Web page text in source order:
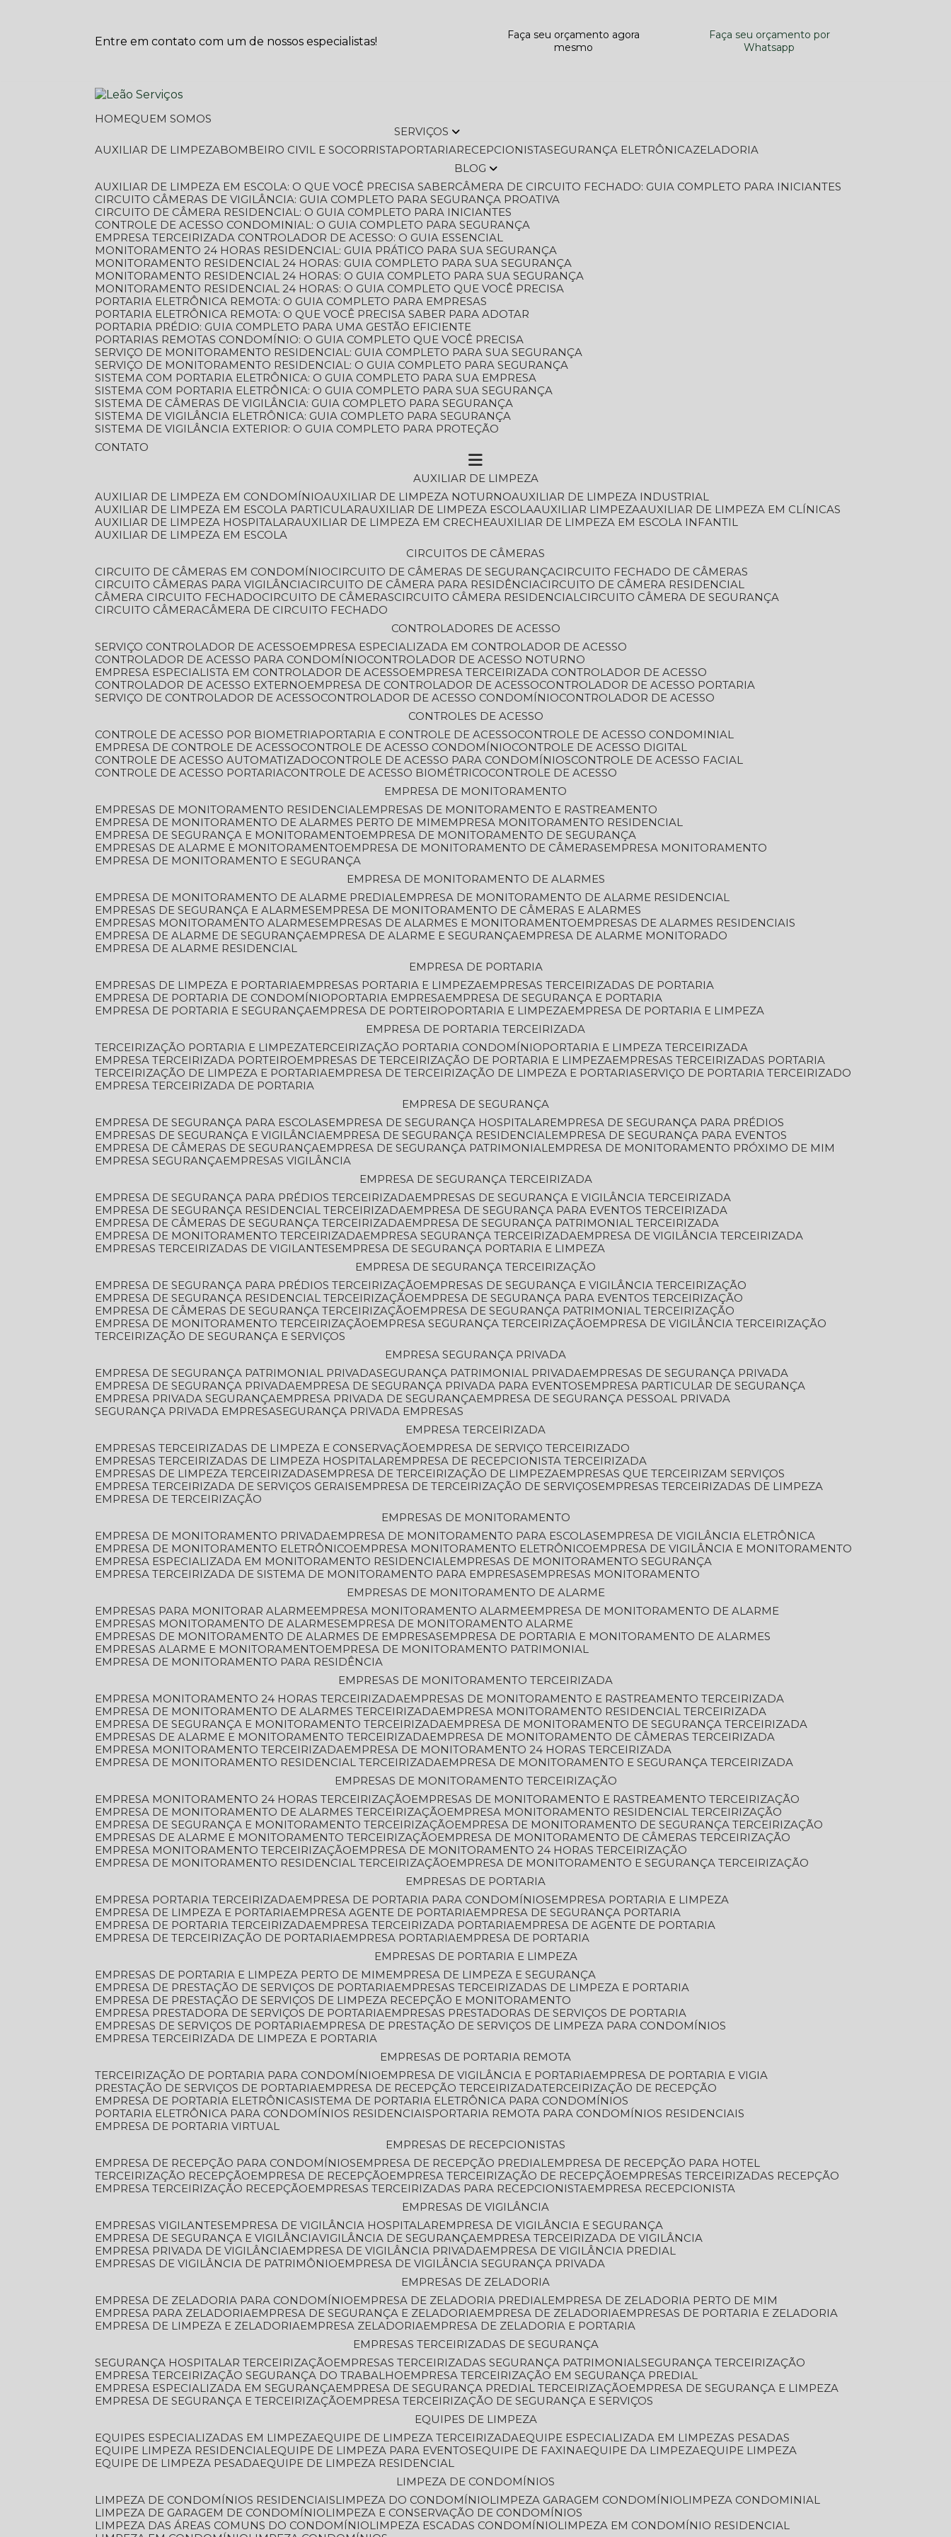
Entre em contato com um de nossos especialistas!
Faça seu orçamento agora
mesmo
Faça seu orçamento por
Whatsapp
HOME
QUEM SOMOS
SERVIÇOS
AUXILIAR DE LIMPEZA
BOMBEIRO CIVIL E SOCORRISTA PORTARIA RECEPCIONISTA SEGURANÇA ELETRÔNICA
ZELADORIA
BLOG
AUXILIAR DE LIMPEZA EM ESCOLA: O QUE VOCÊ PRECISA SABER
CÂMERA DE CIRCUITO FECHADO: GUIA COMPLETO PARA INICIANTES
CIRCUITO CÂMERAS DE VIGILÂNCIA: GUIA COMPLETO PARA SEGURANÇA PROATIVA
CIRCUITO DE CÂMERA RESIDENCIAL: O GUIA COMPLETO PARA INICIANTES
CONTROLE DE ACESSO CONDOMINIAL: O GUIA COMPLETO PARA SEGURANÇA
EMPRESA TERCEIRIZADA CONTROLADOR DE ACESSO: O GUIA ESSENCIAL
MONITORAMENTO 24 HORAS RESIDENCIAL: GUIA PRÁTICO PARA SUA SEGURANÇA
MONITORAMENTO RESIDENCIAL 24 HORAS: GUIA COMPLETO PARA SUA SEGURANÇA
MONITORAMENTO RESIDENCIAL 24 HORAS: O GUIA COMPLETO PARA SUA SEGURANÇA
MONITORAMENTO RESIDENCIAL 24 HORAS: O GUIA COMPLETO QUE VOCÊ PRECISA
PORTARIA ELETRÔNICA REMOTA: O GUIA COMPLETO PARA EMPRESAS
PORTARIA ELETRÔNICA REMOTA: O QUE VOCÊ PRECISA SABER PARA ADOTAR
PORTARIA PRÉDIO: GUIA COMPLETO PARA UMA GESTÃO EFICIENTE
PORTARIAS REMOTAS CONDOMÍNIO: O GUIA COMPLETO QUE VOCÊ PRECISA
SERVIÇO DE MONITORAMENTO RESIDENCIAL: GUIA COMPLETO PARA SUA SEGURANÇA
SERVIÇO DE MONITORAMENTO RESIDENCIAL: O GUIA COMPLETO PARA SEGURANÇA
SISTEMA COM PORTARIA ELETRÔNICA: O GUIA COMPLETO PARA SUA EMPRESA
SISTEMA COM PORTARIA ELETRÔNICA: O GUIA COMPLETO PARA SUA SEGURANÇA
SISTEMA DE CÂMERAS DE VIGILÂNCIA: GUIA COMPLETO PARA SEGURANÇA
SISTEMA DE VIGILÂNCIA ELETRÔNICA: GUIA COMPLETO PARA SEGURANÇA
SISTEMA DE VIGILÂNCIA EXTERIOR: O GUIA COMPLETO PARA PROTEÇÃO
CONTATO
AUXILIAR DE LIMPEZA
AUXILIAR DE LIMPEZA EM CONDOMÍNIO
AUXILIAR DE LIMPEZA NOTURNO
AUXILIAR DE LIMPEZA INDUSTRIAL
AUXILIAR DE LIMPEZA EM ESCOLA PARTICULAR
AUXILIAR DE LIMPEZA ESCOLA AUXILIAR LIMPEZA
AUXILIAR DE LIMPEZA EM CLÍNICAS
AUXILIAR DE LIMPEZA HOSPITALAR
AUXILIAR DE LIMPEZA EM CRECHE
AUXILIAR DE LIMPEZA EM ESCOLA INFANTIL
AUXILIAR DE LIMPEZA EM ESCOLA
CIRCUITOS DE CÂMERAS
CIRCUITO DE CÂMERAS EM CONDOMÍNIO
CIRCUITO DE CÂMERAS DE SEGURANÇA
CIRCUITO FECHADO DE CÂMERAS
CIRCUITO CÂMERAS PARA VIGILÂNCIA
CIRCUITO DE CÂMERA PARA RESIDÊNCIA
CIRCUITO DE CÂMERA RESIDENCIAL
CÂMERA CIRCUITO FECHADO
CIRCUITO DE CÂMERAS CIRCUITO CÂMERA RESIDENCIAL
CIRCUITO CÂMERA DE SEGURANÇA
CIRCUITO CÂMERA
CÂMERA DE CIRCUITO FECHADO
CONTROLADORES DE ACESSO
SERVIÇO CONTROLADOR DE ACESSO
EMPRESA ESPECIALIZADA EM CONTROLADOR DE ACESSO
CONTROLADOR DE ACESSO PARA CONDOMÍNIO
CONTROLADOR DE ACESSO NOTURNO
EMPRESA ESPECIALISTA EM CONTROLADOR DE ACESSO
EMPRESA TERCEIRIZADA CONTROLADOR DE ACESSO
CONTROLADOR DE ACESSO EXTERNO
EMPRESA DE CONTROLADOR DE ACESSO
CONTROLADOR DE ACESSO PORTARIA
SERVIÇO DE CONTROLADOR DE ACESSO
CONTROLADOR DE ACESSO CONDOMÍNIO
CONTROLADOR DE ACESSO
CONTROLES DE ACESSO
CONTROLE DE ACESSO POR BIOMETRIA
PORTARIA E CONTROLE DE ACESSO
CONTROLE DE ACESSO CONDOMINIAL
EMPRESA DE CONTROLE DE ACESSO
CONTROLE DE ACESSO CONDOMÍNIO
CONTROLE DE ACESSO DIGITAL
CONTROLE DE ACESSO AUTOMATIZADO
CONTROLE DE ACESSO PARA CONDOMÍNIOS
CONTROLE DE ACESSO FACIAL
CONTROLE DE ACESSO PORTARIA CONTROLE DE ACESSO BIOMÉTRICO
CONTROLE DE ACESSO
EMPRESA DE MONITORAMENTO
EMPRESAS DE MONITORAMENTO RESIDENCIAL
EMPRESAS DE MONITORAMENTO E RASTREAMENTO
EMPRESA DE MONITORAMENTO DE ALARMES PERTO DE MIM
EMPRESA MONITORAMENTO RESIDENCIAL
EMPRESA DE SEGURANÇA E MONITORAMENTO
EMPRESA DE MONITORAMENTO DE SEGURANÇA
EMPRESAS DE ALARME E MONITORAMENTO
EMPRESA DE MONITORAMENTO DE CÂMERAS
EMPRESA MONITORAMENTO
EMPRESA DE MONITORAMENTO E SEGURANÇA
EMPRESA DE MONITORAMENTO DE ALARMES
EMPRESA DE MONITORAMENTO DE ALARME PREDIAL
EMPRESA DE MONITORAMENTO DE ALARME RESIDENCIAL
EMPRESAS DE SEGURANÇA E ALARMES
EMPRESA DE MONITORAMENTO DE CÂMERAS E ALARMES
EMPRESAS MONITORAMENTO ALARMES
EMPRESAS DE ALARMES E MONITORAMENTO
EMPRESAS DE ALARMES RESIDENCIAIS
EMPRESA DE ALARME DE SEGURANÇA
EMPRESA DE ALARME E SEGURANÇA
EMPRESA DE ALARME MONITORADO
EMPRESA DE ALARME RESIDENCIAL
EMPRESA DE PORTARIA
EMPRESAS DE LIMPEZA E PORTARIA
EMPRESAS PORTARIA E LIMPEZA
EMPRESAS TERCEIRIZADAS DE PORTARIA
EMPRESA DE PORTARIA DE CONDOMÍNIO
PORTARIA EMPRESA
EMPRESA DE SEGURANÇA E PORTARIA
EMPRESA DE PORTARIA E SEGURANÇA
EMPRESA DE PORTEIRO PORTARIA E LIMPEZA
EMPRESA DE PORTARIA E LIMPEZA
EMPRESA DE PORTARIA TERCEIRIZADA
TERCEIRIZAÇÃO PORTARIA E LIMPEZA TERCEIRIZAÇÃO PORTARIA CONDOMÍNIO
PORTARIA E LIMPEZA TERCEIRIZADA
EMPRESA TERCEIRIZADA PORTEIRO
EMPRESAS DE TERCEIRIZAÇÃO DE PORTARIA E LIMPEZA
EMPRESAS TERCEIRIZADAS PORTARIA
TERCEIRIZAÇÃO DE LIMPEZA E PORTARIA
EMPRESA DE TERCEIRIZAÇÃO DE LIMPEZA E PORTARIA SERVIÇO DE PORTARIA TERCEIRIZADO
EMPRESA TERCEIRIZADA DE PORTARIA
EMPRESA DE SEGURANÇA
EMPRESA DE SEGURANÇA PARA ESCOLAS
EMPRESA DE SEGURANÇA HOSPITALAR
EMPRESA DE SEGURANÇA PARA PRÉDIOS
EMPRESAS DE SEGURANÇA E VIGILÂNCIA
EMPRESA DE SEGURANÇA RESIDENCIAL
EMPRESA DE SEGURANÇA PARA EVENTOS
EMPRESA DE CÂMERAS DE SEGURANÇA
EMPRESA DE SEGURANÇA PATRIMONIAL
EMPRESA DE MONITORAMENTO PRÓXIMO DE MIM
EMPRESA SEGURANÇA
EMPRESAS VIGILÂNCIA
EMPRESA DE SEGURANÇA TERCEIRIZADA
EMPRESA DE SEGURANÇA PARA PRÉDIOS TERCEIRIZADA
EMPRESAS DE SEGURANÇA E VIGILÂNCIA TERCEIRIZADA
EMPRESA DE SEGURANÇA RESIDENCIAL TERCEIRIZADA
EMPRESA DE SEGURANÇA PARA EVENTOS TERCEIRIZADA
EMPRESA DE CÂMERAS DE SEGURANÇA TERCEIRIZADA
EMPRESA DE SEGURANÇA PATRIMONIAL TERCEIRIZADA
EMPRESA DE MONITORAMENTO TERCEIRIZADA
EMPRESA SEGURANÇA TERCEIRIZADA
EMPRESA DE VIGILÂNCIA TERCEIRIZADA
EMPRESAS TERCEIRIZADAS DE VIGILANTES
EMPRESA DE SEGURANÇA PORTARIA E LIMPEZA
EMPRESA DE SEGURANÇA TERCEIRIZAÇÃO
EMPRESA DE SEGURANÇA PARA PRÉDIOS TERCEIRIZAÇÃO
EMPRESAS DE SEGURANÇA E VIGILÂNCIA TERCEIRIZAÇÃO
EMPRESA DE SEGURANÇA RESIDENCIAL TERCEIRIZAÇÃO
EMPRESA DE SEGURANÇA PARA EVENTOS TERCEIRIZAÇÃO
EMPRESA DE CÂMERAS DE SEGURANÇA TERCEIRIZAÇÃO
EMPRESA DE SEGURANÇA PATRIMONIAL TERCEIRIZAÇÃO
EMPRESA DE MONITORAMENTO TERCEIRIZAÇÃO
EMPRESA SEGURANÇA TERCEIRIZAÇÃO
EMPRESA DE VIGILÂNCIA TERCEIRIZAÇÃO
TERCEIRIZAÇÃO DE SEGURANÇA E SERVIÇOS
EMPRESA SEGURANÇA PRIVADA
EMPRESA DE SEGURANÇA PATRIMONIAL PRIVADA SEGURANÇA PATRIMONIAL PRIVADA
EMPRESAS DE SEGURANÇA PRIVADA
EMPRESA DE SEGURANÇA PRIVADA
EMPRESA DE SEGURANÇA PRIVADA PARA EVENTOS
EMPRESA PARTICULAR DE SEGURANÇA
EMPRESA PRIVADA SEGURANÇA
EMPRESA PRIVADA DE SEGURANÇA
EMPRESA DE SEGURANÇA PESSOAL PRIVADA
SEGURANÇA PRIVADA EMPRESA SEGURANÇA PRIVADA EMPRESAS
EMPRESA TERCEIRIZADA
EMPRESAS TERCEIRIZADAS DE LIMPEZA E CONSERVAÇÃO
EMPRESA DE SERVIÇO TERCEIRIZADO
EMPRESAS TERCEIRIZADAS DE LIMPEZA HOSPITALAR
EMPRESA DE RECEPCIONISTA TERCEIRIZADA
EMPRESAS DE LIMPEZA TERCEIRIZADAS
EMPRESA DE TERCEIRIZAÇÃO DE LIMPEZA
EMPRESAS QUE TERCEIRIZAM SERVIÇOS
EMPRESA TERCEIRIZADA DE SERVIÇOS GERAIS
EMPRESA DE TERCEIRIZAÇÃO DE SERVIÇOS
EMPRESAS TERCEIRIZADAS DE LIMPEZA
EMPRESA DE TERCEIRIZAÇÃO
EMPRESAS DE MONITORAMENTO
EMPRESA DE MONITORAMENTO PRIVADA
EMPRESA DE MONITORAMENTO PARA ESCOLAS
EMPRESA DE VIGILÂNCIA ELETRÔNICA
EMPRESA DE MONITORAMENTO ELETRÔNICO
EMPRESA MONITORAMENTO ELETRÔNICO
EMPRESA DE VIGILÂNCIA E MONITORAMENTO
EMPRESA ESPECIALIZADA EM MONITORAMENTO RESIDENCIAL
EMPRESAS DE MONITORAMENTO SEGURANÇA
EMPRESA TERCEIRIZADA DE SISTEMA DE MONITORAMENTO PARA EMPRESAS
EMPRESAS MONITORAMENTO
EMPRESAS DE MONITORAMENTO DE ALARME
EMPRESAS PARA MONITORAR ALARME
EMPRESA MONITORAMENTO ALARME
EMPRESA DE MONITORAMENTO DE ALARME
EMPRESAS MONITORAMENTO DE ALARMES
EMPRESA DE MONITORAMENTO ALARME
EMPRESAS DE MONITORAMENTO DE ALARMES DE EMPRESAS
EMPRESA DE PORTARIA E MONITORAMENTO DE ALARMES
EMPRESAS ALARME E MONITORAMENTO
EMPRESA DE MONITORAMENTO PATRIMONIAL
EMPRESA DE MONITORAMENTO PARA RESIDÊNCIA
EMPRESAS DE MONITORAMENTO TERCEIRIZADA
EMPRESA MONITORAMENTO 24 HORAS TERCEIRIZADA
EMPRESAS DE MONITORAMENTO E RASTREAMENTO TERCEIRIZADA
EMPRESA DE MONITORAMENTO DE ALARMES TERCEIRIZADA
EMPRESA MONITORAMENTO RESIDENCIAL TERCEIRIZADA
EMPRESA DE SEGURANÇA E MONITORAMENTO TERCEIRIZADA
EMPRESA DE MONITORAMENTO DE SEGURANÇA TERCEIRIZADA
EMPRESAS DE ALARME E MONITORAMENTO TERCEIRIZADA
EMPRESA DE MONITORAMENTO DE CÂMERAS TERCEIRIZADA
EMPRESA MONITORAMENTO TERCEIRIZADA
EMPRESA DE MONITORAMENTO 24 HORAS TERCEIRIZADA
EMPRESA DE MONITORAMENTO RESIDENCIAL TERCEIRIZADA
EMPRESA DE MONITORAMENTO E SEGURANÇA TERCEIRIZADA
EMPRESAS DE MONITORAMENTO TERCEIRIZAÇÃO
EMPRESA MONITORAMENTO 24 HORAS TERCEIRIZAÇÃO
EMPRESAS DE MONITORAMENTO E RASTREAMENTO TERCEIRIZAÇÃO
EMPRESA DE MONITORAMENTO DE ALARMES TERCEIRIZAÇÃO
EMPRESA MONITORAMENTO RESIDENCIAL TERCEIRIZAÇÃO
EMPRESA DE SEGURANÇA E MONITORAMENTO TERCEIRIZAÇÃO
EMPRESA DE MONITORAMENTO DE SEGURANÇA TERCEIRIZAÇÃO
EMPRESAS DE ALARME E MONITORAMENTO TERCEIRIZAÇÃO
EMPRESA DE MONITORAMENTO DE CÂMERAS TERCEIRIZAÇÃO
EMPRESA MONITORAMENTO TERCEIRIZAÇÃO
EMPRESA DE MONITORAMENTO 24 HORAS TERCEIRIZAÇÃO
EMPRESA DE MONITORAMENTO RESIDENCIAL TERCEIRIZAÇÃO
EMPRESA DE MONITORAMENTO E SEGURANÇA TERCEIRIZAÇÃO
EMPRESAS DE PORTARIA
EMPRESA PORTARIA TERCEIRIZADA
EMPRESA DE PORTARIA PARA CONDOMÍNIOS
EMPRESA PORTARIA E LIMPEZA
EMPRESA DE LIMPEZA E PORTARIA
EMPRESA AGENTE DE PORTARIA
EMPRESA DE SEGURANÇA PORTARIA
EMPRESA DE PORTARIA TERCEIRIZADA
EMPRESA TERCEIRIZADA PORTARIA
EMPRESA DE AGENTE DE PORTARIA
EMPRESA DE TERCEIRIZAÇÃO DE PORTARIA
EMPRESA PORTARIA
EMPRESA DE PORTARIA
EMPRESAS DE PORTARIA E LIMPEZA
EMPRESAS DE PORTARIA E LIMPEZA PERTO DE MIM
EMPRESA DE LIMPEZA E SEGURANÇA
EMPRESA DE PRESTAÇÃO DE SERVIÇOS DE PORTARIA
EMPRESAS TERCEIRIZADAS DE LIMPEZA E PORTARIA
EMPRESA DE PRESTAÇÃO DE SERVIÇOS DE LIMPEZA RECEPÇÃO E MONITORAMENTO
EMPRESA PRESTADORA DE SERVIÇOS DE PORTARIA
EMPRESAS PRESTADORAS DE SERVIÇOS DE PORTARIA
EMPRESAS DE SERVIÇOS DE PORTARIA
EMPRESA DE PRESTAÇÃO DE SERVIÇOS DE LIMPEZA PARA CONDOMÍNIOS
EMPRESA TERCEIRIZADA DE LIMPEZA E PORTARIA
EMPRESAS DE PORTARIA REMOTA
TERCEIRIZAÇÃO DE PORTARIA PARA CONDOMÍNIO
EMPRESA DE VIGILÂNCIA E PORTARIA
EMPRESA DE PORTARIA E VIGIA
PRESTAÇÃO DE SERVIÇOS DE PORTARIA
EMPRESA DE RECEPÇÃO TERCEIRIZADA TERCEIRIZAÇÃO DE RECEPÇÃO
EMPRESA DE PORTARIA ELETRÔNICA SISTEMA DE PORTARIA ELETRÔNICA PARA CONDOMÍNIOS
PORTARIA ELETRÔNICA PARA CONDOMÍNIOS RESIDENCIAIS
PORTARIA REMOTA PARA CONDOMÍNIOS RESIDENCIAIS
EMPRESA DE PORTARIA VIRTUAL
EMPRESAS DE RECEPCIONISTAS
EMPRESA DE RECEPÇÃO PARA CONDOMÍNIOS
EMPRESA DE RECEPÇÃO PREDIAL
EMPRESA DE RECEPÇÃO PARA HOTEL
TERCEIRIZAÇÃO RECEPÇÃO
EMPRESA DE RECEPÇÃO EMPRESA TERCEIRIZAÇÃO DE RECEPÇÃO
EMPRESAS TERCEIRIZADAS RECEPÇÃO
EMPRESA TERCEIRIZAÇÃO RECEPÇÃO
EMPRESAS TERCEIRIZADAS PARA RECEPCIONISTA
EMPRESA RECEPCIONISTA
EMPRESAS DE VIGILÂNCIA
EMPRESAS VIGILANTES
EMPRESA DE VIGILÂNCIA HOSPITALAR
EMPRESA DE VIGILÂNCIA E SEGURANÇA
EMPRESA DE SEGURANÇA E VIGILÂNCIA VIGILÂNCIA DE SEGURANÇA
EMPRESA TERCEIRIZADA DE VIGILÂNCIA
EMPRESA PRIVADA DE VIGILÂNCIA
EMPRESA DE VIGILÂNCIA PRIVADA
EMPRESA DE VIGILÂNCIA PREDIAL
EMPRESAS DE VIGILÂNCIA DE PATRIMÔNIO
EMPRESA DE VIGILÂNCIA SEGURANÇA PRIVADA
EMPRESAS DE ZELADORIA
EMPRESA DE ZELADORIA PARA CONDOMÍNIO
EMPRESA DE ZELADORIA PREDIAL
EMPRESA DE ZELADORIA PERTO DE MIM
EMPRESA PARA ZELADORIA
EMPRESA DE SEGURANÇA E ZELADORIA EMPRESA DE ZELADORIA
EMPRESAS DE PORTARIA E ZELADORIA
EMPRESA DE LIMPEZA E ZELADORIA
EMPRESA ZELADORIA
EMPRESA DE ZELADORIA E PORTARIA
EMPRESAS TERCEIRIZADAS DE SEGURANÇA
SEGURANÇA HOSPITALAR TERCEIRIZAÇÃO
EMPRESAS TERCEIRIZADAS SEGURANÇA PATRIMONIAL SEGURANÇA TERCEIRIZAÇÃO
EMPRESA TERCEIRIZAÇÃO SEGURANÇA DO TRABALHO
EMPRESA TERCEIRIZAÇÃO EM SEGURANÇA PREDIAL
EMPRESA ESPECIALIZADA EM SEGURANÇA
EMPRESA DE SEGURANÇA PREDIAL TERCEIRIZAÇÃO
EMPRESA DE SEGURANÇA E LIMPEZA
EMPRESA DE SEGURANÇA E TERCEIRIZAÇÃO
EMPRESA TERCEIRIZAÇÃO DE SEGURANÇA E SERVIÇOS
EQUIPES DE LIMPEZA
EQUIPES ESPECIALIZADAS EM LIMPEZA EQUIPE DE LIMPEZA TERCEIRIZADA EQUIPE ESPECIALIZADA EM LIMPEZAS PESADAS
EQUIPE LIMPEZA RESIDENCIAL EQUIPE DE LIMPEZA PARA EVENTOS EQUIPE DE FAXINA EQUIPE DA LIMPEZA EQUIPE LIMPEZA
EQUIPE DE LIMPEZA PESADA EQUIPE DE LIMPEZA RESIDENCIAL
LIMPEZA DE CONDOMÍNIOS
LIMPEZA DE CONDOMÍNIOS RESIDENCIAIS
LIMPEZA DO CONDOMÍNIO LIMPEZA GARAGEM CONDOMÍNIO
LIMPEZA CONDOMINIAL
LIMPEZA DE GARAGEM DE CONDOMÍNIO
LIMPEZA E CONSERVAÇÃO DE CONDOMÍNIOS
LIMPEZA DAS ÁREAS COMUNS DO CONDOMÍNIO
LIMPEZA ESCADAS CONDOMÍNIO
LIMPEZA EM CONDOMÍNIO RESIDENCIAL